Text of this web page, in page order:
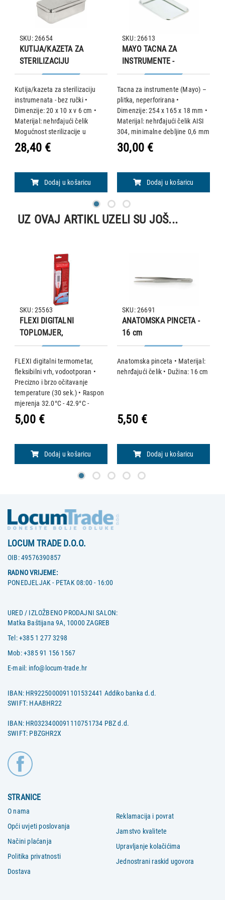
KUTIJA/KAZETA ZA
STERILIZACIJU
INSTRUMENATA
20×10×6 cm
Kutija/kazeta za sterilizaciju
instrumenata - bez ručki •
Dimenzije: 20 x 10 x v 6 cm •
Materijal: nehrđajući čelik
Mogućnost sterilizacije u
autoklavu na 125 °C, a u
sterilizatoru na vrući zrak na
SKU: 26654
28,40 €
Dodaj u košaricu
MAYO TACNA ZA
INSTRUMENTE -
254x165x18 mm
Tacna za instrumente (Mayo) –
plitka, neperforirana •
Dimenzije: 254 x 165 x 18 mm •
Materijal: nehrđajući čelik AISI
304, minimalne debljine 0,6 mm
Mogućnost sterilizacije u
autoklavu na 121 °C.
SKU: 26613
30,00 €
Dodaj u košaricu
UZ OVAJ ARTIKL UZELI SU JOŠ...
FLEXI DIGITALNI
TOPLOMJER,
FLEKSIBILNI VRH,
VODOOTPORAN
FLEXI digitalni termometar,
fleksibilni vrh, vodootporan •
Precizno i brzo očitavanje
temperature (30 sek.) • Raspon
mjerenja 32.0°C - 42.9°C -
točnost ±0.1°C • Memorija:
zadnje očitavanje • Zvučni
• U plast
SKU: 25563
5,00 €
Dodaj u košaricu
ANATOMSKA PINCETA -
16 cm
Anatomska pinceta • Materijal:
nehrđajući čelik • Dužina: 16 cm
SKU: 26691
5,50 €
Dodaj u košaricu
LOCUM TRADE D.O.O.
OIB:49576390857
RADNO VRIJEME:
PONEDJELJAK - PETAK 08:00 - 16:00
URED / IZLOŽBENO PRODAJNI SALON:
Matka Baštijana 9A, 10000 ZAGREB
Tel:+385 1 277 3298
Mob:+385 91 156 1567
E-mail: info@locum-trade.hr
IBAN: HR9225000091101532441 Addiko banka d.d.
SWIFT: HAABHR22
IBAN: HR0323400091110751734 PBZ d.d.
SWIFT: PBZGHR2X
STRANICE
O nama
Opći uvjeti poslovanja
Načini plaćanja
Politika privatnosti
Dostava
Reklamacija i povrat
Jamstvo kvalitete
Upravljanje kolačićima
Jednostrani raskid ugovora